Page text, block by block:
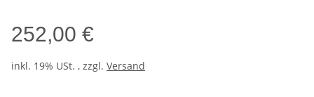
252,00 €
inkl. 19% USt. , zzgl. Versand